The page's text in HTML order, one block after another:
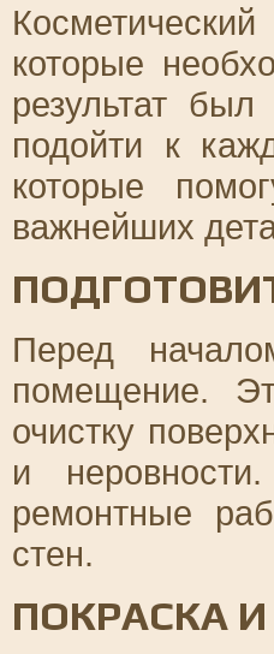
которые
результат
подойти к
которые
важнейших
Перед
помещение.
очистку
и
ремонтные
стен.
ПОКРАСКА